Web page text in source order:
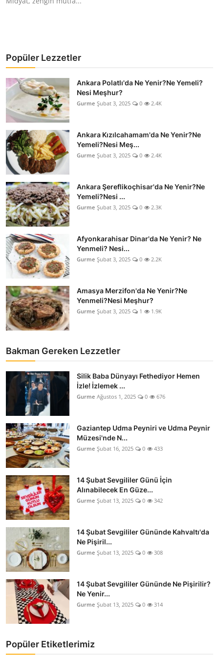
Popüler Lezzetler
Ankara Polatlı'da Ne Yenir?Ne Yemeli?
Nesi Meşhur?
Gurme Şubat 3, 2025 0 2.4K
Ankara Kızılcahamam'da Ne Yenir?Ne
Yemeli?Nesi Meş...
Gurme Şubat 3, 2025 0 2.4K
Ankara Şereflikoçhisar'da Ne Yenir?Ne
Yemeli?Nesi ...
Gurme Şubat 3, 2025 0 2.3K
Afyonkarahisar Dinar'da Ne Yenir? Ne
Yenmeli? Nesi...
Gurme Şubat 3, 2025 0 2.2K
Amasya Merzifon'da Ne Yenir?Ne
Yenmeli?Nesi Meşhur?
Gurme Şubat 3, 2025 1 1.9K
Bakman Gereken Lezzetler
Silik Baba Dünyayı Fethediyor Hemen
İzle! İzlemek ...
Gurme Ağustos 1, 2025 0 676
Gaziantep Udma Peyniri ve Udma Peynir
Müzesi'nde N...
Gurme Şubat 16, 2025 0 433
14 Şubat Sevgililer Günü İçin
Alınabilecek En Güze...
Gurme Şubat 13, 2025 0 342
14 Şubat Sevgililer Gününde Kahvaltı'da
Ne Pişiril...
Gurme Şubat 13, 2025 0 308
14 Şubat Sevgililer Gününde Ne Pişirilir?
Ne Yenir...
Gurme Şubat 13, 2025 0 314
Popüler Etiketlerimiz